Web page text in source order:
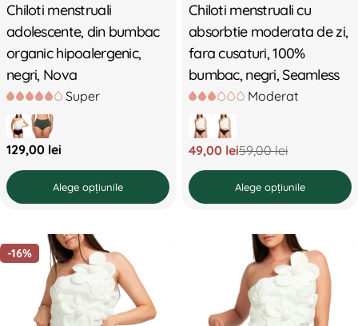
Chiloti menstruali
adolescente, din bumbac
organic hipoalergenic,
negri, Nova
Super
Preț
standard
129,00 lei
Alege opțiunile
Chiloti menstruali cu
absorbtie moderata de zi,
fara cusaturi, 100%
bumbac, negri, Seamless
Moderat
Preț
redus
49,00 lei
Preț
standard
59,00 lei
Alege opțiunile
-16%